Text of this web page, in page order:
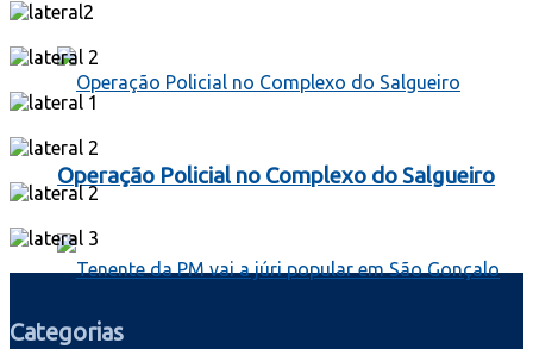
Operação Policial no Complexo do Salgueiro
Categorias